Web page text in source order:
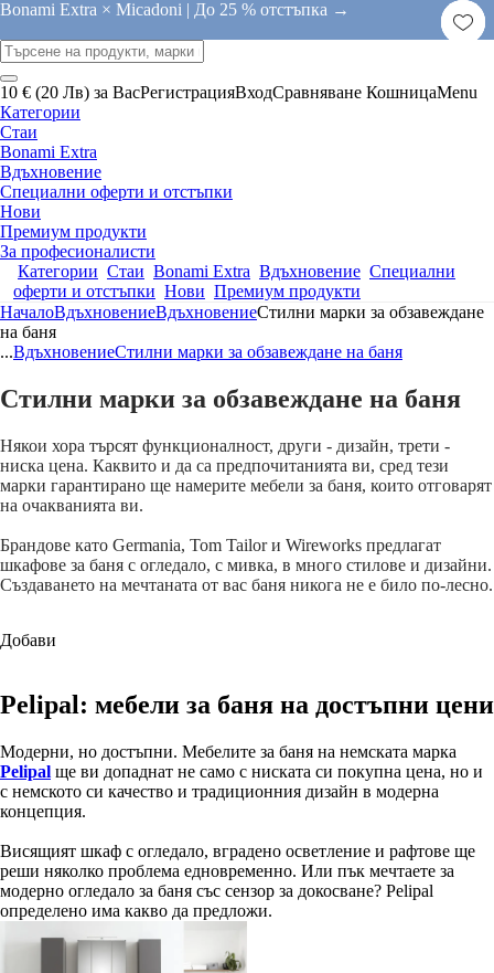
Bonami Extra × Micadoni | До 25 % отстъпка →
10 € (20 Лв) за ВасРегистрацияВходСравняване КошницаMenu
Категории
Стаи
Bonami Extra
Вдъхновение
Специални оферти и отстъпки
Нови
Премиум продукти
За професионалисти
Категории Стаи Bonami Extra Вдъхновение Специални
оферти и отстъпки Нови Премиум продукти
НачалоВдъхновениеВдъхновениеСтилни марки за обзавеждане
на баня
...ВдъхновениеСтилни марки за обзавеждане на баня
Стилни марки за обзавеждане на баня
Някои хора търсят функционалност, други - дизайн, трети -
ниска цена. Каквито и да са предпочитанията ви, сред тези
марки гарантирано ще намерите мебели за баня, които отговарят
на очакванията ви.
Брандове като Germania, Tom Tailor и Wireworks предлагат
шкафове за баня с огледало, с мивка, в много стилове и дизайни.
Създаването на мечтаната от вас баня никога не е било по-лесно.
Добави
Pelipal: мебели за баня на достъпни цени
Модерни, но достъпни. Мебелите за баня на немската марка
Pelipal ще ви допаднат не само с ниската си покупна цена, но и
с немското си качество и традиционния дизайн в модерна
концепция.
Висящият шкаф с огледало, вградено осветление и рафтове ще
реши няколко проблема едновременно. Или пък мечтаете за
модерно огледало за баня със сензор за докосване? Pelipal
определено има какво да предложи.